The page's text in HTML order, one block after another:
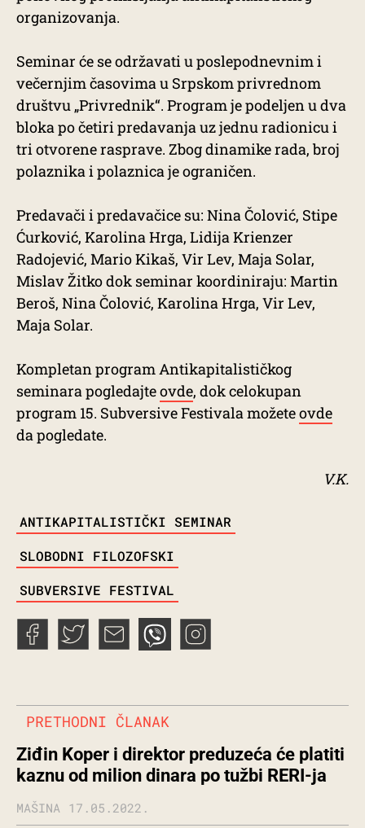
organizovanja.
Seminar će se održavati u poslepodnevnim i
večernjim časovima u Srpskom privrednom
društvu „Privrednik“. Program je podeljen u dva
bloka po četiri predavanja uz jednu radionicu i
tri otvorene rasprave. Zbog dinamike rada, broj
polaznika i polaznica je ograničen.
Predavači i predavačice su: Nina Čolović, Stipe
Ćurković, Karolina Hrga, Lidija Krienzer
Radojević, Mario Kikaš, Vir Lev, Maja Solar,
Mislav Žitko dok seminar koordiniraju: Martin
Beroš, Nina Čolović, Karolina Hrga, Vir Lev,
Maja Solar.
Kompletan program Antikapitalističkog
seminara pogledajteovde, dok celokupan
program 15. Subversive Festivala možeteovde
da pogledate.
V.K.
ANTIKAPITALISTIČKI SEMINAR
SLOBODNI FILOZOFSKI
SUBVERSIVE FESTIVAL
PRETHODNI ČLANAK
Ziđin Koper i direktor preduzeća će platiti
kaznu od milion dinara po tužbi RERI-ja
MAŠINA 17.05.2022.